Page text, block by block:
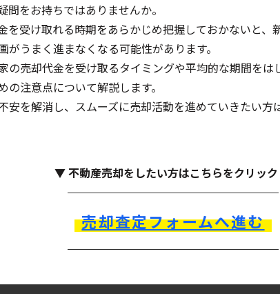
問をお持ちではありませんか。
を受け取れる時期をあらかじめ把握しておかないと、
がうまく進まなくなる可能性があります。
の売却代金を受け取るタイミングや平均的な期間をは
の注意点について解説します。
安を解消し、スムーズに売却活動を進めていきたい方
▼ 不動産売却をしたい方はこちらをクリッ
売却査定フォームへ進む